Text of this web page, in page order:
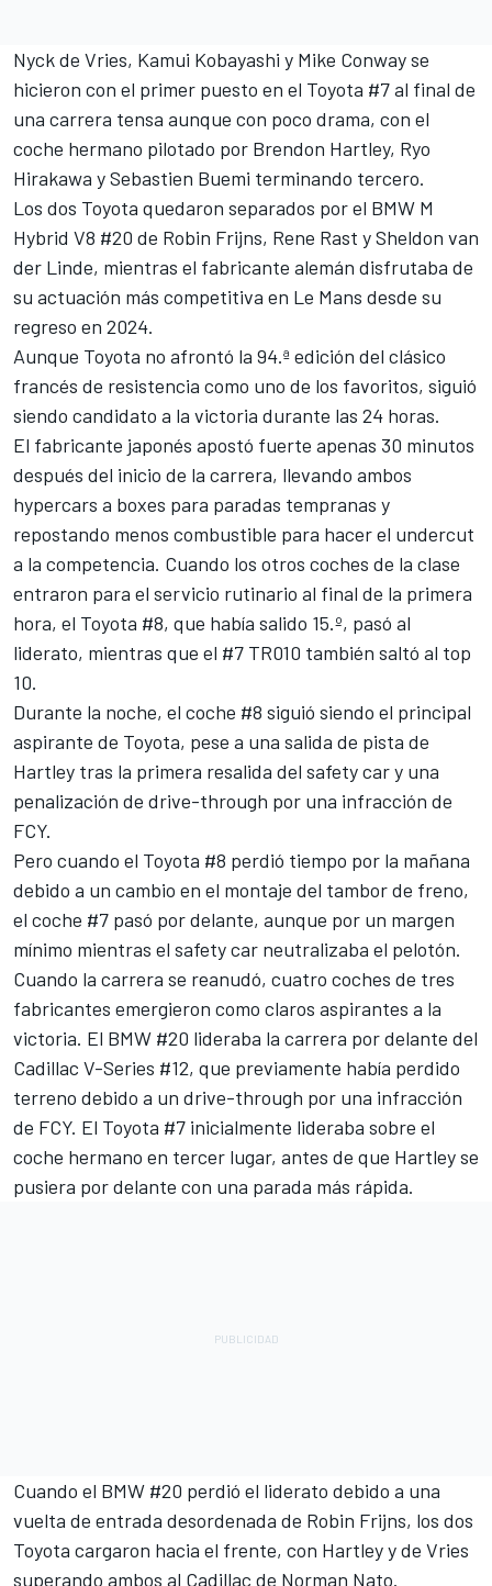
Nyck de Vries, Kamui Kobayashi y Mike Conwayse
hicieron con el primer puesto en el Toyota #7 al final de
una carrera tensa aunque con poco drama, con el
coche hermano pilotado por Brendon Hartley, Ryo
Hirakawa ySebastien Buemi terminando tercero.
Los dos Toyota quedaron separados por el BMW M
Hybrid V8 #20 de Robin Frijns, Rene Rast ySheldon van
der Linde, mientras el fabricante alemán disfrutaba de
su actuación más competitiva en Le Mans desde su
regreso en 2024.
Aunque Toyota no afrontó la 94.ª edición del clásico
francés de resistencia como uno de los favoritos, siguió
siendo candidato a la victoria durante las 24 horas.
El fabricante japonés apostó fuerte apenas 30 minutos
después del inicio de la carrera, llevando ambos
hypercars a boxes para paradas tempranas y
repostando menos combustible para hacer el undercut
a la competencia. Cuando los otros coches de la clase
entraron para el servicio rutinario al final de la primera
hora, el Toyota #8, que había salido 15.º, pasó al
liderato, mientras que el #7 TR010 también saltó al top
10.
Durante la noche, el coche #8 siguió siendo el principal
aspirante de Toyota, pese a una salida de pista de
Hartley tras la primera resalida del safety car y una
penalización de drive-through por una infracción de
FCY.
Pero cuando el Toyota #8 perdió tiempo por la mañana
debido a un cambio en el montaje del tambor de freno,
el coche #7 pasó por delante, aunque por un margen
mínimo mientras el safety car neutralizaba el pelotón.
Cuando la carrera se reanudó, cuatro coches de tres
fabricantes emergieron como claros aspirantes a la
victoria. El BMW #20 lideraba la carrera por delante del
Cadillac V-Series #12, que previamente había perdido
terreno debido a un drive-through por una infracción
de FCY. El Toyota #7 inicialmente lideraba sobre el
coche hermano en tercer lugar, antes de que Hartley se
pusiera por delante con una parada más rápida.
Cuando el BMW #20 perdió el liderato debido a una
vuelta de entrada desordenada de Robin Frijns, los dos
Toyota cargaron hacia el frente, con Hartley y de Vries
superando ambos al Cadillac de Norman Nato.